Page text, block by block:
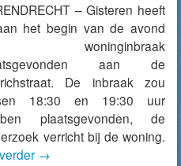
– Gisteren heeft
het begin van de avond
woninginbraak
aan de
De inbraak zou
18:30 en 19:30 uur
plaatsgevonden, de
verricht bij de woning.
→